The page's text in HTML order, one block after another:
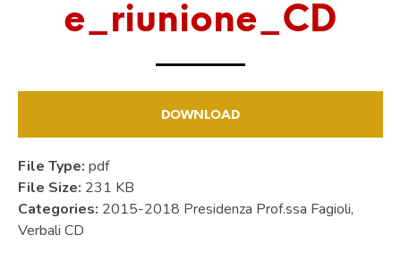
e_riunione_CD
DOWNLOAD
File Type: pdf
File Size: 231 KB
Categories: 2015-2018 Presidenza Prof.ssa Fagioli,
Verbali CD